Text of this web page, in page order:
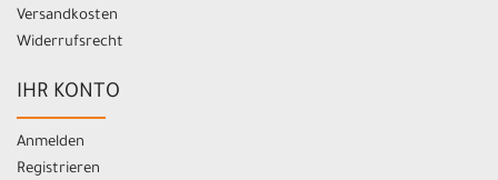
Versandkosten
Widerrufsrecht
IHR KONTO
Anmelden
Registrieren